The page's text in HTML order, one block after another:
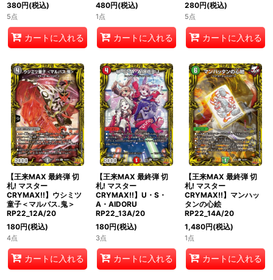
380円(税込)
5点
カートに入れる
480円(税込)
1点
カートに入れる
280円(税込)
5点
カートに入れる
【王来MAX 最終弾 切
札! マスター
CRYMAX!!】ウシミツ
童子＜マルバス.鬼＞
RP22_12A/20
180円(税込)
4点
カートに入れる
【王来MAX 最終弾 切
札! マスター
CRYMAX!!】U・S・
A・AIDORU
RP22_13A/20
180円(税込)
3点
カートに入れる
【王来MAX 最終弾 切
札! マスター
CRYMAX!!】マンハッ
タンの心絵
RP22_14A/20
1,480円(税込)
1点
カートに入れる